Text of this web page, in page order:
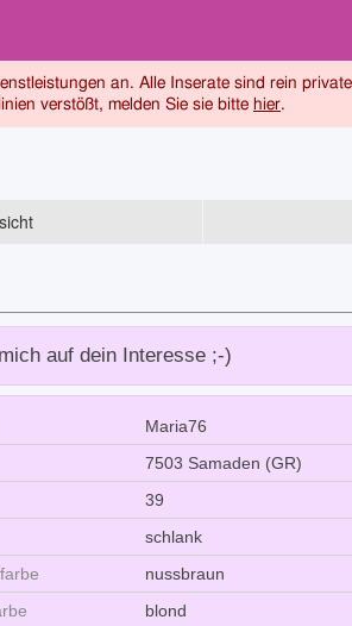
an. Alle Inserate sind rein
verstößt, melden Sie sie bitte hier.
auf dein Interesse ;-)
Maria76
7503 Samaden (GR)
39
schlank
nussbraun
blond